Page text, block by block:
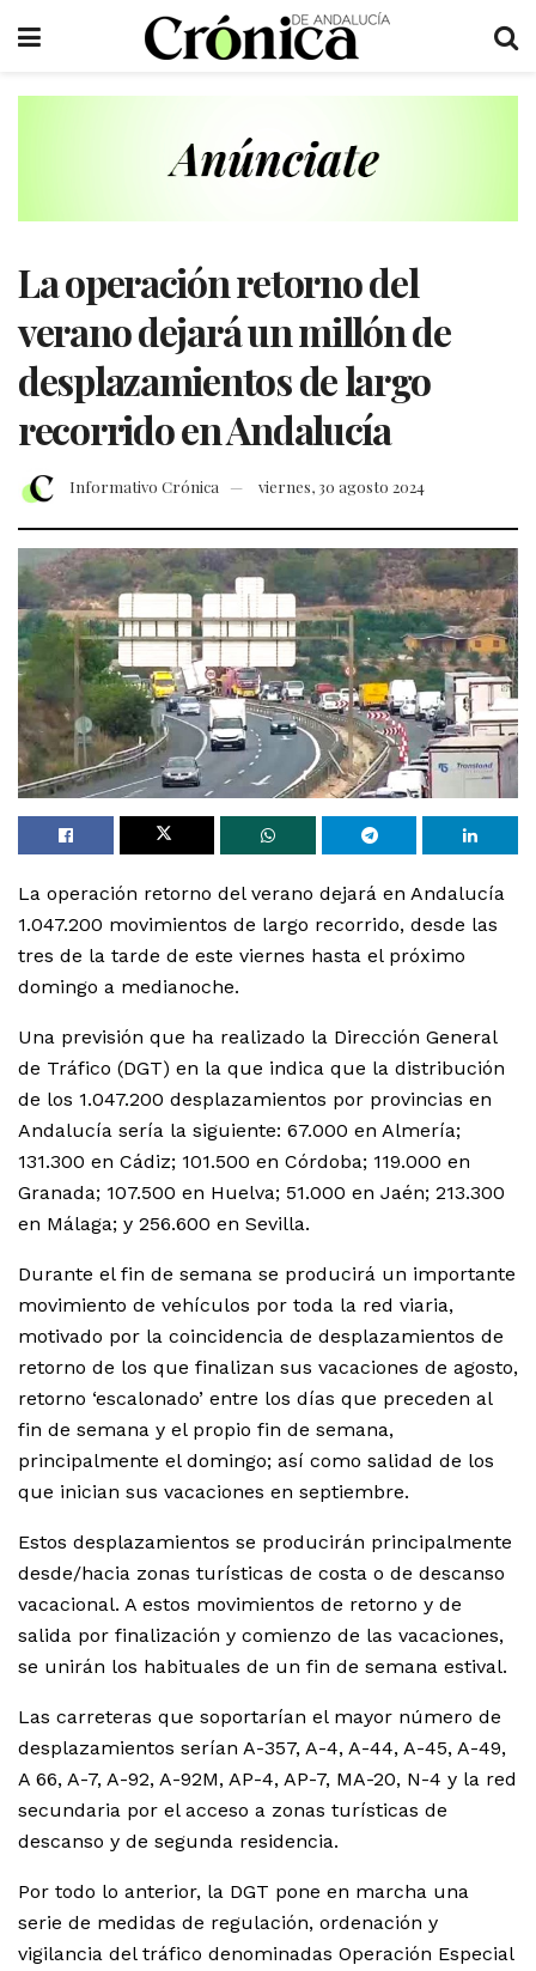
La operación retorno del
verano dejará un millón de
desplazamientos de largo
recorrido en Andalucía
Informativo Crónica viernes, 30 agosto 2024
La operación retorno del verano dejará en Andalucía
1.047.200 movimientos de largo recorrido, desde las
tres de la tarde de este viernes hasta el próximo
domingo a medianoche.
Una previsión que ha realizado la Dirección General
de Tráfico (DGT) en la que indica que la distribución
de los 1.047.200 desplazamientos por provincias en
Andalucía sería la siguiente: 67.000 en Almería;
131.300 en Cádiz; 101.500 en Córdoba; 119.000 en
Granada; 107.500 en Huelva; 51.000 en Jaén; 213.300
en Málaga; y 256.600 en Sevilla.
Durante el fin de semana se producirá un importante
movimiento de vehículos por toda la red viaria,
motivado por la coincidencia de desplazamientos de
retorno de los que finalizan sus vacaciones de agosto,
retorno ‘escalonado’ entre los días que preceden al
fin de semana y el propio fin de semana,
principalmente el domingo; así como salidad de los
que inician sus vacaciones en septiembre.
Estos desplazamientos se producirán principalmente
desde/hacia zonas turísticas de costa o de descanso
vacacional. A estos movimientos de retorno y de
salida por finalización y comienzo de las vacaciones,
se unirán los habituales de un fin de semana estival.
Las carreteras que soportarían el mayor número de
desplazamientos serían A-357, A-4, A-44, A-45, A-49,
A 66, A-7, A-92, A-92M, AP-4, AP-7, MA-20, N-4 y la red
secundaria por el acceso a zonas turísticas de
descanso y de segunda residencia.
Por todo lo anterior, la DGT pone en marcha una
serie de medidas de regulación, ordenación y
vigilancia del tráfico denominadas Operación Especial